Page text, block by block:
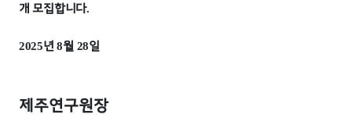
개 모집합니다.
2025년8월 28일
제주연구원장